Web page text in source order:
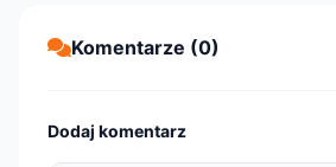
Komentarze (0)
Dodaj komentarz